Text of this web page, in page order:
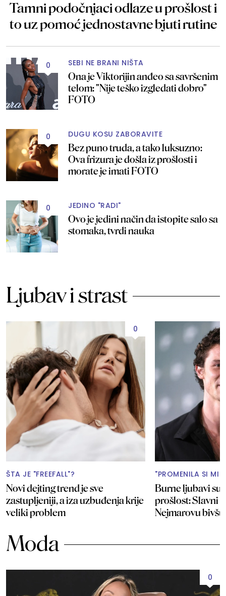
Tamni podočnjaci odlaze u prošlost i
to uz pomoć jednostavne bjuti rutine
0 SEBI NE BRANI NIŠTA
Ona je Viktorijin anđeo sa savršenim
telom: "Nije teško izgledati dobro"
FOTO
0 DUGU KOSU ZABORAVITE
Bez puno truda, a tako luksuzno:
Ova frizura je došla iz prošlosti i
morate je imati FOTO
0 JEDINO "RADI"
Ovo je jedini način da istopite salo sa
stomaka, tvrdi nauka
Ljubav i strast
0
ŠTA JE "FREEFALL"?
Novi dejting trend je sve
zastupljeniji, a iza uzbuđenja krije
veliki problem
"PROMENILA SI MI
Burne ljubavi su
prošlost: Slavni
Nejmarovu
Moda
0